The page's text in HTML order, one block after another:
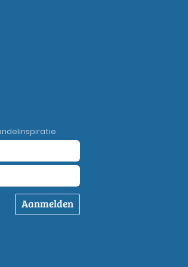
Aanmelden